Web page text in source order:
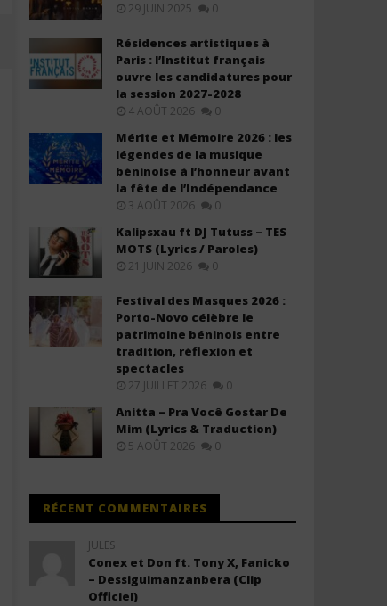
Rachel Mukuna - BABA (Lyrics)
Stone
12
mai
2026
Stone
29 JUIN 2025 0
Résidences artistiques à
Paris : l’Institut français
ouvre les candidatures pour
la session 2027-2028
4 AOÛT 2026 0
Mérite et Mémoire 2026 : les
légendes de la musique
béninoise à l’honneur avant
la fête de l’Indépendance
3 AOÛT 2026 0
Kalipsxau ft DJ Tutuss – TES
MOTS (Lyrics / Paroles)
21 JUIN 2026 0
Festival des Masques 2026 :
Porto-Novo célèbre le
patrimoine béninois entre
tradition, réflexion et
spectacles
27 JUILLET 2026 0
Anitta – Pra Você Gostar De
Mim (Lyrics & Traduction)
5 AOÛT 2026 0
RÉCENT COMMENTAIRES
JULES
Conex et Don ft. Tony X, Fanicko
– Dessiguimanzanbera (Clip
Officiel)